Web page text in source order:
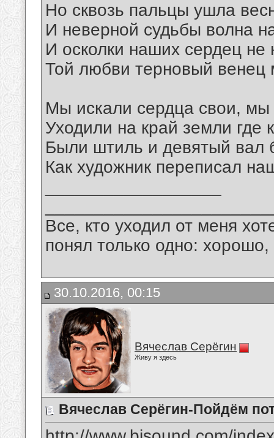
Но сквозь пальцы ушла
И неверной судьбы волна
И осколки наших сердец
Той любви терновый венец
Мы искали сердца свои, мы
Уходили на край земли где
Были штиль и девятый вал
Как художник переписал
Все, кто уходил от меня
понял только одно:
30.10.2016, 00:15
Вячеслав Серёгин
Живу я здесь
Вячеслав Серёгин-Пойдём